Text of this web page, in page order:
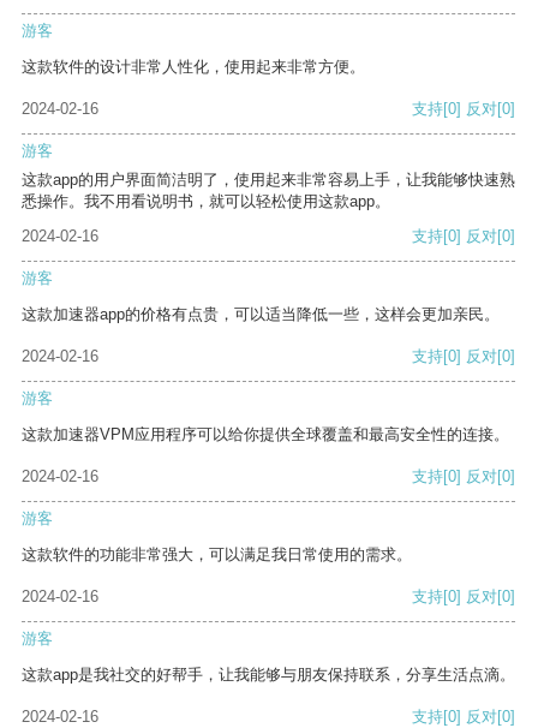
游客
这款软件的设计非常人性化，使用起来非常方便。
2024-02-16 支持[0] 反对[0]
游客
这款app的用户界面简洁明了，使用起来非常容易上手，让我能够快速熟
悉操作。我不用看说明书，就可以轻松使用这款app。
2024-02-16
支持[0] 反对[0]
游客
这款加速器app的价格有点贵，可以适当降低一些，这样会更加亲民。
2024-02-16 支持[0] 反对[0]
游客
这款加速器VPM应用程序可以给你提供全球覆盖和最高安全性的连接。
2024-02-16 支持[0] 反对[0]
游客
这款软件的功能非常强大，可以满足我日常使用的需求。
2024-02-16 支持[0] 反对[0]
游客
这款app是我社交的好帮手，让我能够与朋友保持联系，分享生活点滴。
2024-02-16 支持[0] 反对[0]